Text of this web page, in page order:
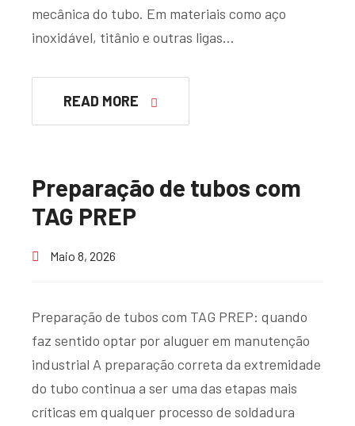
mecânica do tubo. Em materiais como aço
inoxidável, titânio e outras ligas…
READ MORE
Preparação de tubos com
TAG PREP
Maio 8, 2026
Preparação de tubos com TAG PREP: quando
faz sentido optar por aluguer em manutenção
industrial A preparação correta da extremidade
do tubo continua a ser uma das etapas mais
críticas em qualquer processo de soldadura